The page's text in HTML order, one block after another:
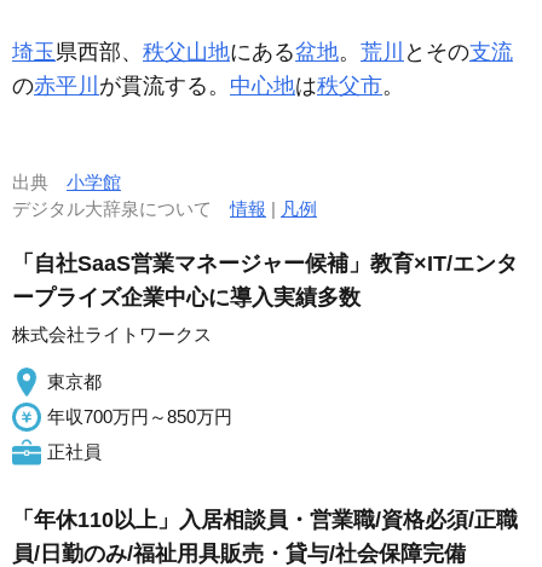
埼玉県西部、 秩父山地にある盆地。 荒川 とその支流
の赤平川 が貫流する。 中心地は秩父市。
出典 小学館
デジタル大辞泉について情報 | 凡例
「自社SaaS営業マネージャー候補」教育×IT/エンタ
ープライズ企業中心に導入実績多数
株式会社ライトワークス
東京都
年収700万円～850万円
正社員
「年休110以上」入居相談員・営業職/資格必須/正職
員/日勤のみ/福祉用具販売・貸与/社会保障完備